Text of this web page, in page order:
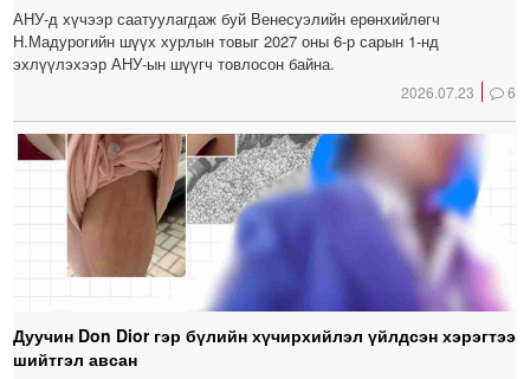
АНУ-д хүчээр саатуулагдаж буй Венесуэлийн ерөнхийлөгч
Н.Мадурогийн шүүх хурлын товыг 2027 оны 6-р сарын 1-нд
эхлүүлэхээр АНУ-ын шүүгч товлосон байна.
2026.07.23 6
Дуучин Don Dior гэр бүлийн хүчирхийлэл үйлдсэн хэрэгтээ
шийтгэл авсан